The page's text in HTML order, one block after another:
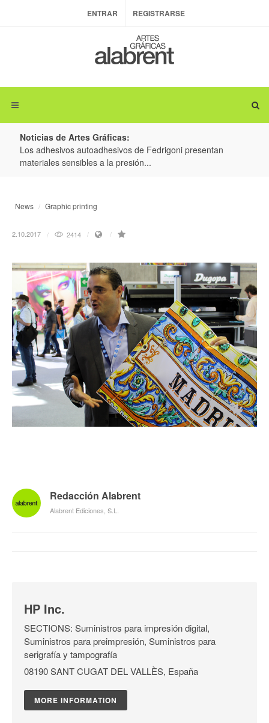
ENTRAR REGISTRARSE
Noticias de Artes Gráficas:
Los adhesivos autoadhesivos de Fedrigoni presentan
materiales sensibles a la presión...
News Graphic printing
2.10.2017 2414
Redacción Alabrent
Alabrent Ediciones, S.L.
HP Inc.
SECTIONS: Suministros para impresión digital,
Suministros para preimpresión, Suministros para
serigrafía y tampografía
08190 SANT CUGAT DEL VALLÈS, España
MORE INFORMATION